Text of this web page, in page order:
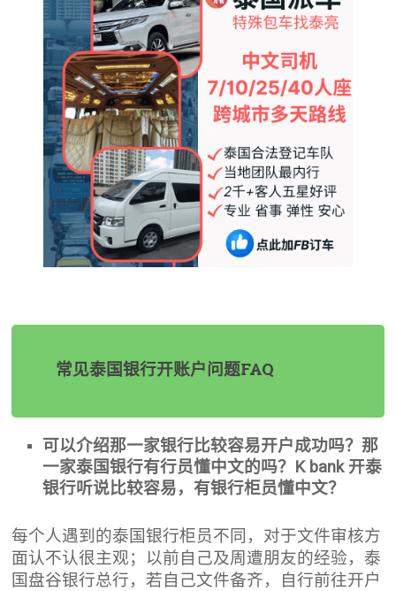
常见泰国银行开账户问题FAQ
可以介绍那一家银行比较容易开户成功吗？那
一家泰国银行有行员懂中文的吗？K bank 开泰
银行听说比较容易，有银行柜员懂中文？
每个人遇到的泰国银行柜员不同，对于文件审核方
面认不认很主观；以前自己及周遭朋友的经验，泰
国盘谷银行总行，若自己文件备齐，自行前往开户